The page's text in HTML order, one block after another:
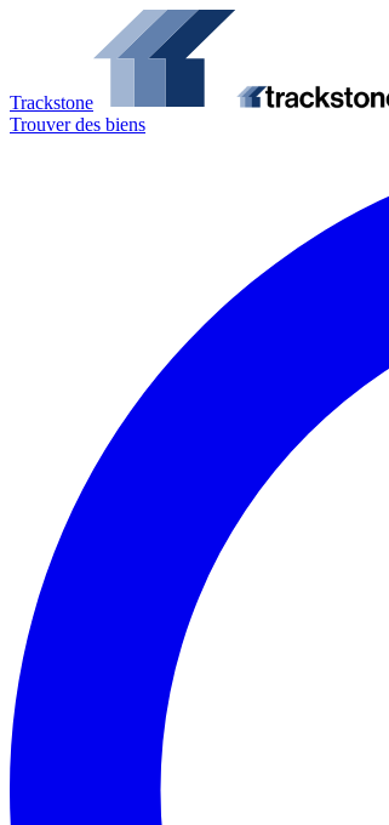
Trackstone
Trouver des biens